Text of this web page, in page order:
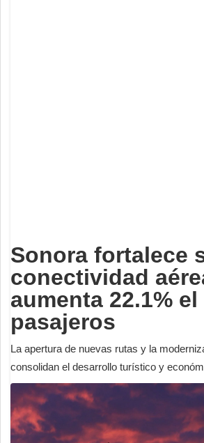
Sonora fortalece
conectividad
aumenta 22.1%
pasajeros
La apertura de nuevas rutas y la
consolidan el desarrollo turístico y